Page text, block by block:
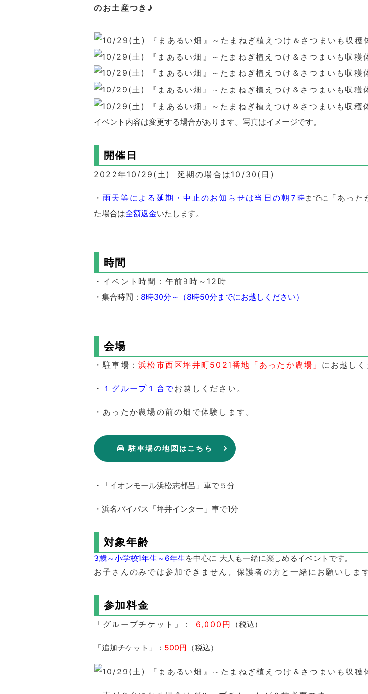
のお土産つき♪
イベント内容は変更する場合があります。 写真はイメージです。
開催日
2022年10/29(土) 延期の場合は10/30(日)
・雨天等による延期・中止のお知らせは 当 日の朝７時までに 「あっ
た場合は全額返金いたします。
時間
・イベント時間：午前9時～12時
・集合時間： 8時30分～ （8時50分までにお越しください）
会場
・駐車場：浜松市西区坪井町5021番地「あったか農場」 にお越しく
・ １グループ１台でお越しください。
・あったか農場の前の畑で体験します。
駐車場の地図はこちら
・「イオンモール浜松志都呂」車で５分
・浜名バイパス「坪井インター」車で1分
対象年齢
3歳～小学校1年生～6年生を中心に 大人も一緒に楽しめるイベントです。
お子さんのみでは参加できません。保護者の方と一緒にお願いします
参加料金
「グループチケット」： 6,000円 （税込）
「追加チケット」： 500円 （税込）